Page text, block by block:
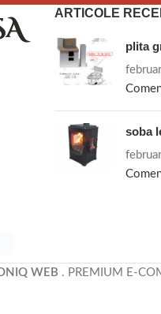
ARTICOLE
plita
soba
WEB . PREMIUM E-